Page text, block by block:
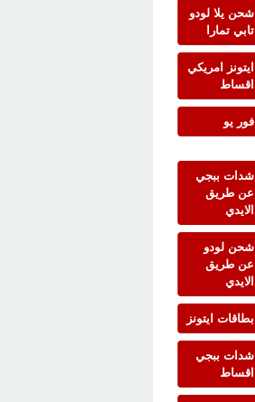
شحن يلا لودو
تابي تمارا
ايتونز امريكي
اقساط
فور يو
شدات ببجي
عن طريق
الايدي
شحن لودو
عن طريق
الايدي
بطاقات ايتونز
شدات ببجي
اقساط